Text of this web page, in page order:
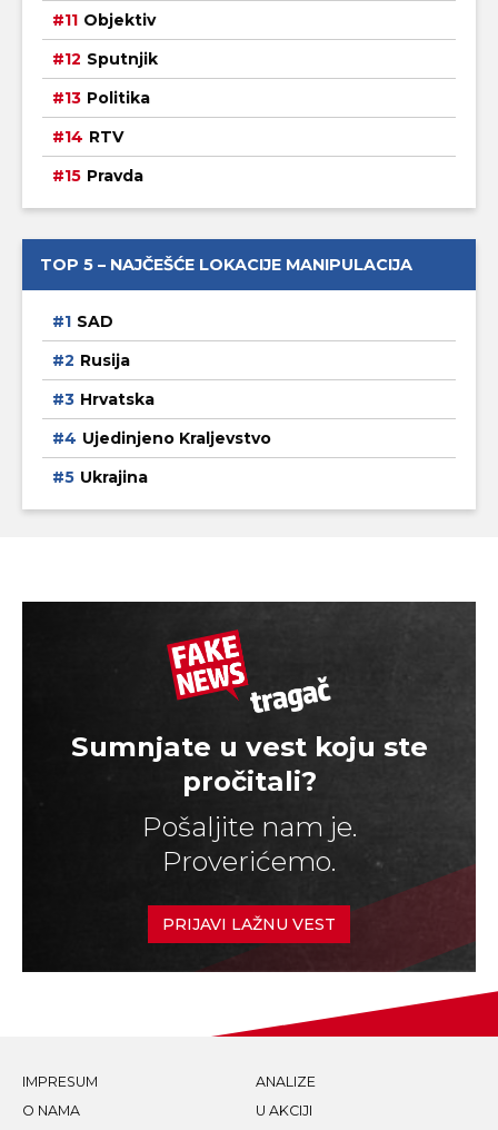
Objektiv
Sputnjik
Politika
RTV
Pravda
TOP 5 – NAJČEŠĆE LOKACIJE MANIPULACIJA
SAD
Rusija
Hrvatska
Ujedinjeno Kraljevstvo
Ukrajina
Sumnjate u vest koju ste
pročitali?
Pošaljite nam je.
Proverićemo.
PRIJAVI LAŽNU VEST
IMPRESUM
O NAMA
ANALIZE
U AKCIJI